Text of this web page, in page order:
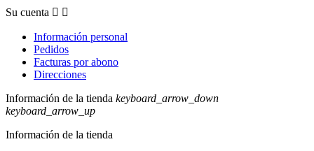
Su cuenta  
Información personal
Pedidos
Facturas por abono
Direcciones
Información de la tienda keyboard_arrow_down
keyboard_arrow_up
Información de la tienda